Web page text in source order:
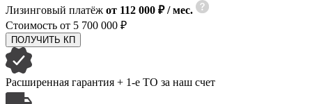
Лизинговый платёж от 112 000 ₽ / мес.
Стоимость от 5 700 000 ₽
ПОЛУЧИТЬ КП
Расширенная гарантия + 1-е ТО за наш счет